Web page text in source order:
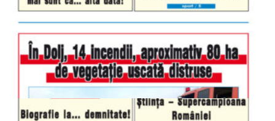
luni-vineri
9.00 - 17.00
duminică
9.00 - 12.00